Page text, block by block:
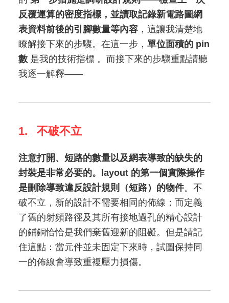
反覆運算的密度指標，並讀取記錄新電路圖網
表資料前後的引腳數量等內容，這讓我清楚地
瞭解接下來的步驟。在這一步， 單位面積的 pin
數是我的技術指標 。而接下來的步驟重點請聽
我逐一解釋——
1. 不破不立
注意打開、短路的數量以及網表導致的缺失的
封裝是非常必要的。layout 的第一個實際操作
是刪除導致違反設計規則（短路）的物件。不
破不立，新的設計不需要相同的佈線；而定義
了舊的射頻路徑及其所有接地過孔的精心設計
的鋪銅恰恰是我們棄舊迎新的阻礙。但是請記
住這點：當元件並未固定下來時，試圖保持同
一的佈線會導致重複壓力損傷。